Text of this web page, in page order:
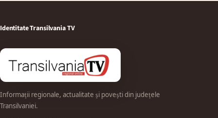
Identitate Transilvania TV
Informații regionale, actualitate și povești din județele
Transilvaniei.